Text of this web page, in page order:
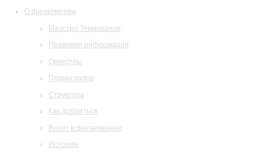
О филармонии
Маэстро Темирканов
Правовая информация
Оркестры
Планы залов
Структура
Как добраться
Визит в филармонию
История